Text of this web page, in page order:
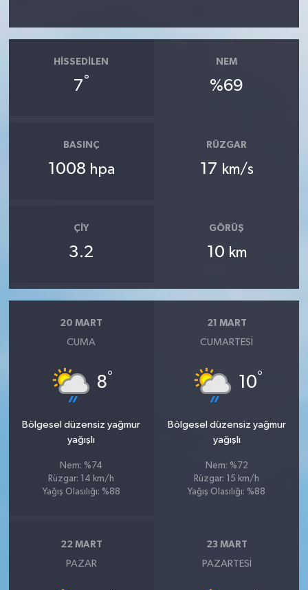
HISSEDILEN
7°
NEM
%69
BASINÇ
1008 hpa
RÜZGAR
17 km/s
ÇIY
3.2
GÖRÜŞ
10 km
20 MART
CUMA
8°
Bölgesel düzensiz yağmur
yağışlı
Nem: %74
Rüzgar: 14 km/h
Yağış Olasılığı: %88
21 MART
CUMARTESI
10°
Bölgesel düzensiz yağmur
yağışlı
Nem: %72
Rüzgar: 15 km/h
Yağış Olasılığı: %88
22 MART
PAZAR
23 MART
PAZARTESI